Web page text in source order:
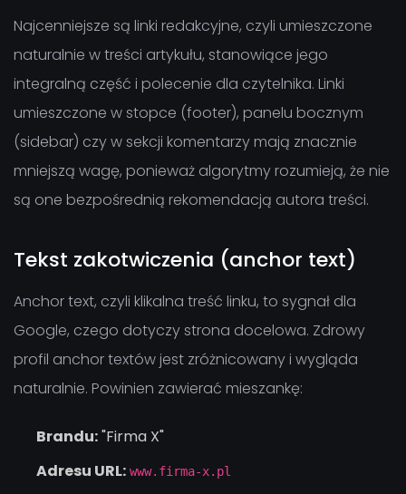
Najcenniejsze są linki redakcyjne, czyli umieszczone
naturalnie w treści artykułu, stanowiące jego
integralną część i polecenie dla czytelnika. Linki
umieszczone w stopce (footer), panelu bocznym
(sidebar) czy w sekcji komentarzy mają znacznie
mniejszą wagę, ponieważ algorytmy rozumieją, że nie
są one bezpośrednią rekomendacją autora treści.
Tekst zakotwiczenia (anchor text)
Anchor text, czyli klikalna treść linku, to sygnał dla
Google, czego dotyczy strona docelowa. Zdrowy
profil anchor textów jest zróżnicowany i wygląda
naturalnie. Powinien zawierać mieszankę:
Brandu:"Firma X"
Adresu URL: www.firma-x.pl